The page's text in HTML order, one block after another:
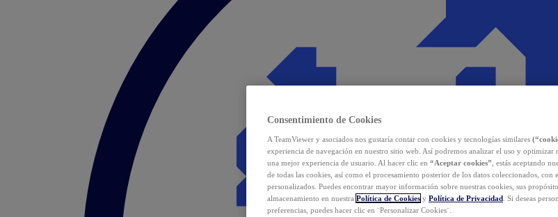
Consentimiento de Cookies
A TeamViewer y asociados nos gustaría contar con cookies y tecnologías similares
experiencia de navegación en nuestro sitio web. Así podremos analizar el uso y optimizar
una mejor experiencia de usuario. Al hacer clic en “Aceptar cookies” , estás aceptando
de todas las cookies, así como el procesamiento posterior de los datos coleccionados,
personalizados. Puedes encontrar mayor información sobre nuestras cookies, sus
almacenamiento en nuestra Política de Cookies y Política de Privacidad . Si deseas
preferencias, puedes hacer clic en ¨Personalizar Cookies¨.